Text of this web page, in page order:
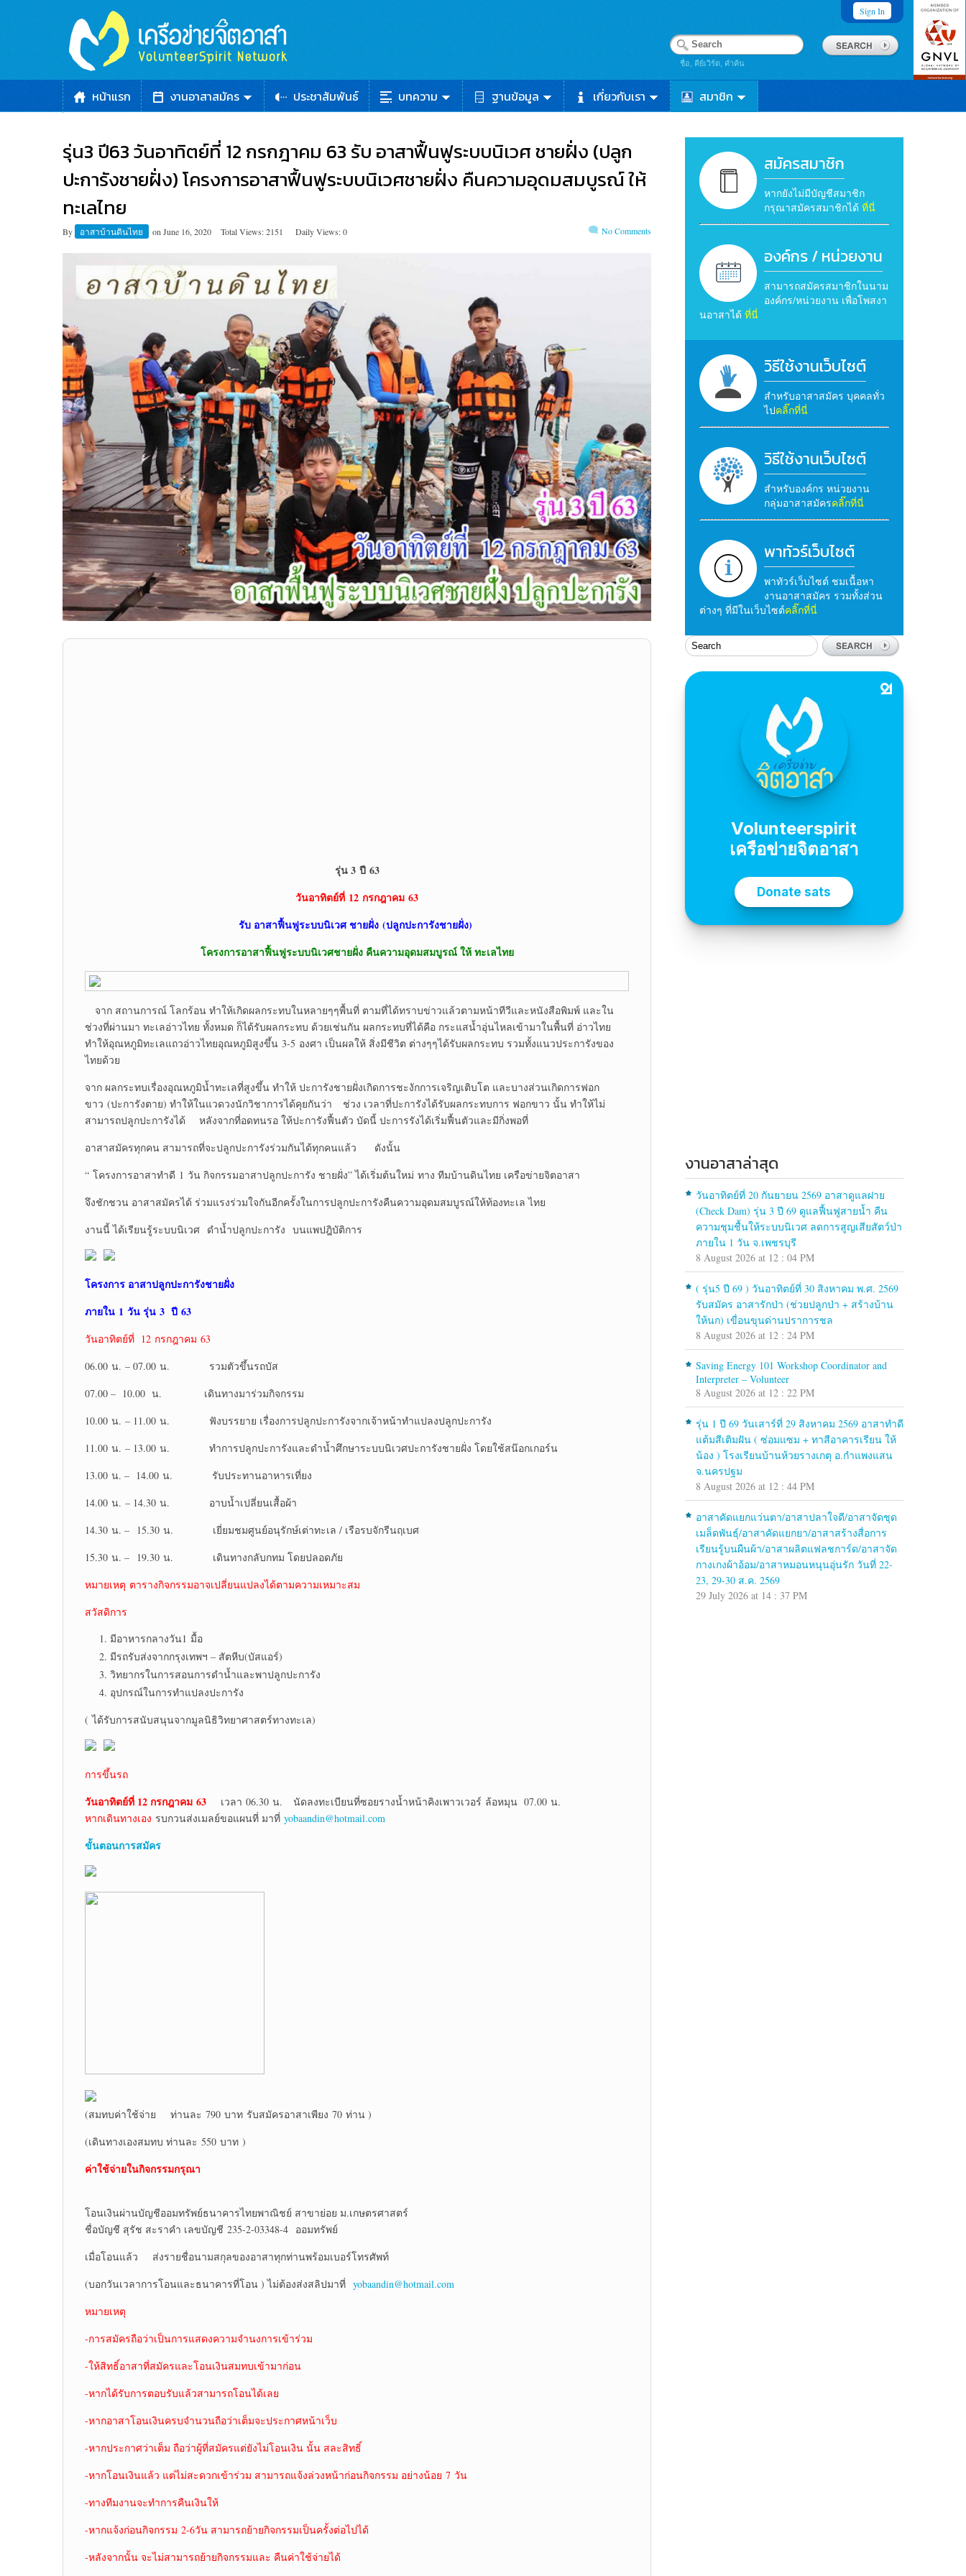
Sign In
ชื่อ, คีย์เวิร์ด, คำค้น
หน้าแรก งานอาสาสมัคร ประชาสัมพันธ์ บทความ ฐานข้อมูล เกี่ยวกับเรา สมาชิก
รุ่น3 ปี63 วันอาทิตย์ที่ 12 กรกฎาคม 63 รับ อาสาฟื้นฟูระบบนิเวศ ชายฝั่ง (ปลูก
ปะการังชายฝั่ง) โครงการอาสาฟื้นฟูระบบนิเวศชายฝั่ง คืนความอุดมสมบูรณ์ ให้
ทะเลไทย
By อาสาบ้านดินไทย on June 16, 2020 Total Views: 2151 Daily Views: 0 No Comments
รุ่น 3ปี 63
วันอาทิตย์ที่ 12 กรกฎาคม 63
รับ อาสาฟื้นฟูระบบนิเวศ ชายฝั่ง(ปลูกปะการังชายฝั่ง)
โครงการอาสาฟื้นฟูระบบนิเวศชายฝั่ง คืนความอุดมสมบูรณ์ ให้ ทะเลไทย
จาก สถานการณ์ โลกร้อน ทำให้เกิดผลกระทบในหลายๆๆพื้นที่ ตามที่ได้ทราบข่าวแล้วตามหน้าทีวีและหนังสือพิมพ์ และใน
ช่วงที่ผ่านมา ทะเลอ่าวไทย ทั้งหมด ก็ได้รับผลกระทบ ด้วยเช่นกัน ผลกระทบที่ได้คือ กระแสน้ำอุ่นไหลเข้ามาในพื้นที่ อ่าวไทย
ทำให้อุณหภูมิทะเลแถวอ่าวไทยอุณหภูมิสูงขึ้น 3-5 องศา เป็นผลให้ สิ่งมีชีวิต ต่างๆๆได้รับผลกระทบ รวมทั้งแนวประการังของ
ไทยด้วย
จาก ผลกระทบเรื่องอุณหภูมิน้ำทะเลที่สูงขึ้น ทำให้ ปะการังชายฝั่งเกิดการชะงักการเจริญเติบโต และบางส่วนเกิดการฟอก
ขาว (ปะการังตาย) ทำให้ในแวดวงนักวิชาการได้คุยกันว่า ช่วง เวลาที่ปะการังได้รับผลกระทบการ ฟอกขาว นั้น ทำให้ไม่
สามารถปลูกปะการังได้ หลังจากที่อดทนรอ ให้ปะการังฟื้นตัว บัดนี้ ปะการรังได้เริ่มฟื้นตัวและมีกิ่งพอที่
อาสาสมัครทุกคน สามารถที่จะปลูกปะการังร่วมกันได้ทุกคนแล้ว ดังนั้น
“ โครงการอาสาทำดี 1 วัน กิจกรรมอาสาปลูกปะการัง ชายฝั่ง” ได้เริ่มต้นใหม่ ทาง ทีมบ้านดินไทย เครือข่ายจิตอาสา
จึงชักชวน อาสาสมัครได้ ร่วมแรงร่วมใจกันอีกครั้งในการปลูกปะการังคืนความอุดมสมบูรณ์ให้ท้องทะเล ไทย
งานนี้ ได้เรียนรู้ระบบนิเวศ ดำน้ำปลูกปะการัง บนแพปฎิบัติการ
โครงการ อาสาปลูกปะการังชายฝั่ง
ภายใน 1 วัน รุ่น 3 ปี 63
วันอาทิตย์ที่ 12 กรกฎาคม 63
06.00 น. – 07.00 น. รวมตัวขึ้นรถบัส
07.00 – 10.00 น. เดินทางมาร่วมกิจกรรม
10.00 น. – 11.00 น. ฟังบรรยาย เรื่องการปลูกปะการังจากเจ้าหน้าทำแปลงปลูกปะการัง
11.00 น. – 13.00 น. ทำการปลูกปะการังและดำน้ำศึกษาระบบนิเวศปะการังชายฝั่ง โดยใช้สน๊อกเกอร์น
13.00 น. – 14.00 น. รับประทานอาหารเที่ยง
14.00 น. – 14.30 น. อาบน้ำเปลี่ยนเสื้อผ้า
14.30 น. – 15.30 น. เยี่ยมชมศูนย์อนุรักษ์เต่าทะเล / เรือรบจักรีนฤเบศ
15.30 น. – 19.30 น. เดินทางกลับกทม โดยปลอดภัย
หมายเหตุ ตารางกิจกรรมอาจเปลี่ยนแปลงได้ตามความเหมาะสม
สวัสดิการ
มีอาหารกลางวัน1 มื้อ
มีรถรับส่งจากกรุงเทพฯ – สัตหีบ(บัสแอร์)
วิทยากรในการสอนการดำน้ำและพาปลูกปะการัง
อุปกรณ์ในการทำแปลงปะการัง
( ได้รับการสนับสนุนจากมูลนิธิวิทยาศาสตร์ทางทะเล)
การขึ้นรถ
วันอาทิตย์ที่ 12 กรกฎาคม 63 เวลา 06.30 น. นัดลงทะเบียนที่ซอยรางน้ำหน้าคิงเพาวเวอร์ ล้อหมุน 07.00 น.
หากเดินทางเอง รบกวนส่งเมลย์ขอแผนที่ มาที่ yobaandin@hotmail.com
ขั้นตอนการสมัคร
(สมทบค่าใช้จ่าย ท่านละ 790 บาท รับสมัครอาสาเพียง 70 ท่าน )
(เดินทางเองสมทบ ท่านละ 550 บาท )
ค่าใช้จ่ายในกิจกรรมกรุณา
โอนเงินผ่านบัญชีออมทรัพย์ธนาคารไทยพาณิชย์ สาขาย่อย ม.เกษตรศาสตร์
ชื่อบัญชี สุรัช สะราคำ เลขบัญชี 235-2-03348-4 ออมทรัพย์
เมื่อโอนแล้ว ส่งรายชื่อนามสกุลของอาสาทุกท่านพร้อมเบอร์โทรศัพท์
(บอกวันเวลาการโอนและธนาคารที่โอน ) ไม่ต้องส่งสลิปมาที่ yobaandin@hotmail.com
หมายเหตุ
-การสมัครถือว่าเป็นการแสดงความจำนงการเข้าร่วม
-ให้สิทธิ์อาสาที่สมัครและโอนเงินสมทบเข้ามาก่อน
-หากได้รับการตอบรับแล้วสามารถโอนได้เลย
-หากอาสาโอนเงินครบจำนวนถือว่าเต็มจะประกาศหน้าเว็บ
-หากประกาศว่าเต็ม ถือว่าผู้ที่สมัครแต่ยังไม่โอนเงิน นั้น สละสิทธิ์
-หากโอนเงินแล้ว แต่ไม่สะดวกเข้าร่วม สามารถแจ้งล่วงหน้าก่อนกิจกรรม อย่างน้อย 7 วัน
-ทางทีมงานจะทำการคืนเงินให้
-หากแจ้งก่อนกิจกรรม 2-6วัน สามารถย้ายกิจกรรมเป็นครั้งต่อไปได้
-หลังจากนั้น จะไม่สามารถย้ายกิจกรรมและ คืนค่าใช้จ่ายได้
สมัครสมาชิก
หากยังไม่มีบัญชีสมาชิก
กรุณาสมัครสมาชิกได้ ที่นี่
องค์กร / หน่วยงาน
สามารถสมัครสมาชิกในนาม
องค์กร/หน่วยงาน เพื่อโพสงา
นอาสาได้ ที่นี่
วิธีใช้งานเว็บไซต์
สำหรับอาสาสมัคร บุคคลทั่ว
ไปคลิ๊กที่นี่
วิธีใช้งานเว็บไซต์
สำหรับองค์กร หน่วยงาน
กลุ่มอาสาสมัครคลิ๊กที่นี่
พาทัวร์เว็บไซต์
พาทัวร์เว็บไซต์ ชมเนื้อหา
งานอาสาสมัคร รวมทั้งส่วน
ต่างๆ ที่มีในเว็บไซต์คลิ๊กที่นี่
งานอาสาล่าสุด
วันอาทิตย์ที่ 20 กันยายน 2569 อาสาดูแลฝาย
(Check Dam) รุ่น 3 ปี 69 ดูแลฟื้นฟูสายน้ำ คืน
ความชุมชื้นให้ระบบนิเวศ ลดการสูญเสียสัตว์ป่า
ภายใน 1 วัน จ.เพชรบุรี
8 August 2026 at 12 : 04 PM
( รุ่น5 ปี 69 ) วันอาทิตย์ที่ 30 สิงหาคม พ.ศ. 2569
รับสมัคร อาสารักป่า (ช่วยปลูกป่า + สร้างบ้าน
ให้นก) เขื่อนขุนด่านปราการชล
8 August 2026 at 12 : 24 PM
Saving Energy 101 Workshop Coordinator and
Interpreter – Volunteer
8 August 2026 at 12 : 22 PM
รุ่น 1 ปี 69 วันเสาร์ที่ 29 สิงหาคม 2569 อาสาทำดี
แต้มสีเติมฝัน ( ซ่อมแซม + ทาสีอาคารเรียน ให้
น้อง ) โรงเรียนบ้านห้วยรางเกตุ อ.กำแพงแสน
จ.นครปฐม
8 August 2026 at 12 : 44 PM
อาสาคัดแยกแว่นตา/อาสาปลาใจดี/อาสาจัดชุด
เมล็ดพันธุ์/อาสาคัดแยกยา/อาสาสร้างสื่อการ
เรียนรู้บนผืนผ้า/อาสาผลิตแฟลชการ์ด/อาสาจัด
กางเกงผ้าอ้อม/อาสาหมอนหนุนอุ่นรัก วันที่ 22-
23, 29-30 ส.ค. 2569
29 July 2026 at 14 : 37 PM